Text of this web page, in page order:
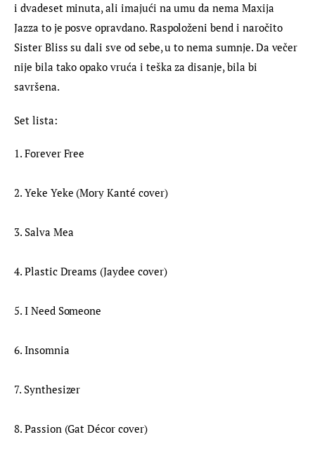
i dvadeset minuta, ali imajući na umu da nema Maxija
Jazza to je posve opravdano. Raspoloženi bend i naročito
Sister Bliss su dali sve od sebe, u to nema sumnje. Da večer
nije bila tako opako vruća i teška za disanje, bila bi
savršena.
Set lista:
1. Forever Free
2. Yeke Yeke (Mory Kanté cover)
3. Salva Mea
4. Plastic Dreams (Jaydee cover)
5. I Need Someone
6. Insomnia
7. Synthesizer
8. Passion (Gat Décor cover)